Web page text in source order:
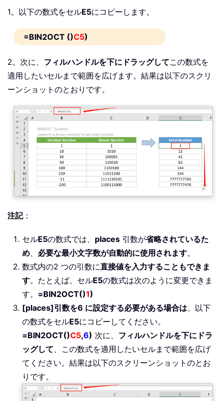
1。以下の数式をセルE5にコピーします。
=BIN2OCT ()C5)
2。次に、 フィルハンドルを下にドラッグしてこの数式を
適用したいセルまで範囲を広げます。結果は以下のスクリ
ーンショットのとおりです。
注記：
セルE5の数式では、 places 引数が省略されているた
め
必要な最小文字数が自動的に使用されます。
数式内の2 つの引数に直接値を入力することもできま
す。たとえば、セルE5の数式は次のように変更できま
す。 =BIN2OCT()1)
[places]引数を6 に設定する必要がある場合は 、以下
の数式をセルE5にコピーしてください。
=BIN2OCT()C5,6) 次に、 フィルハンドルを下にドラ
ッグして 、この数式を適用したいセルまで範囲を広げ
てください。結果は以下のスクリーンショットのとお
りです。